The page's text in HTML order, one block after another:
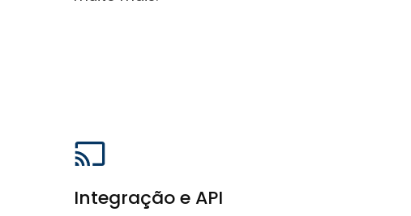
Integração e API